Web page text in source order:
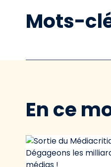
Mots-
En ce